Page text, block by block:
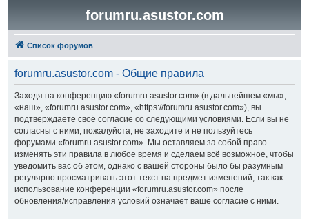
forumru.asustor.com
Список форумов
forumru.asustor.com - Общие правила
Заходя на конференцию «forumru.asustor.com» (в дальнейшем «мы»,
«наш», «forumru.asustor.com», «https://forumru.asustor.com»), вы
подтверждаете своё согласие со следующими условиями. Если вы не
согласны с ними, пожалуйста, не заходите и не пользуйтесь
форумами «forumru.asustor.com». Мы оставляем за собой право
изменять эти правила в любое время и сделаем всё возможное, чтобы
уведомить вас об этом, однако с вашей стороны было бы разумным
регулярно просматривать этот текст на предмет изменений, так как
использование конференции «forumru.asustor.com» после
обновления/исправления условий означает ваше согласие с ними.